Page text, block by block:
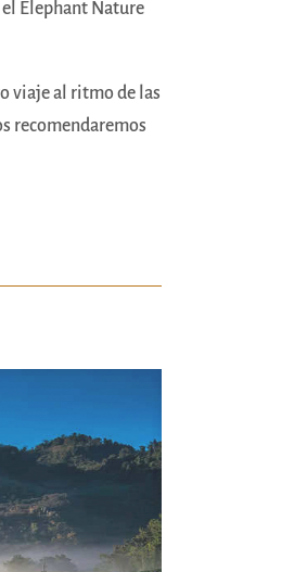
el Elephant Nature
viaje al ritmo de las
recomendaremos